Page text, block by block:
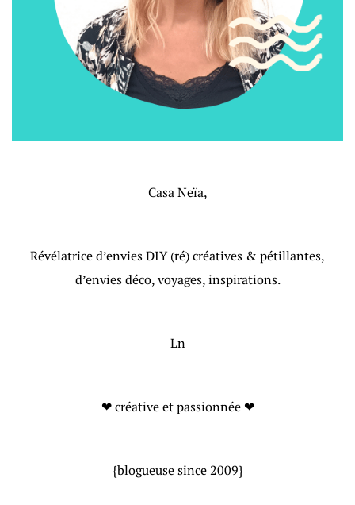
Casa Neïa,
Révélatrice d’envies DIY (ré) créatives & pétillantes,
d’envies déco, voyages, inspirations.
Ln
❤ créative et passionnée ❤
{blogueuse since 2009}